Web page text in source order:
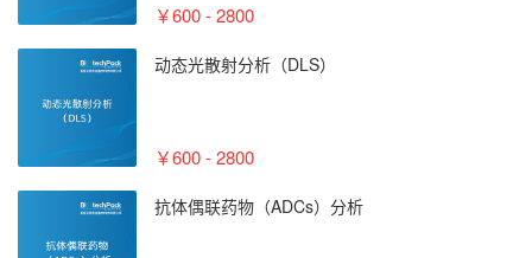
￥600 - 2800
动态光散射分析（DLS）
￥600 - 2800
抗体偶联药物（ADCs）分析